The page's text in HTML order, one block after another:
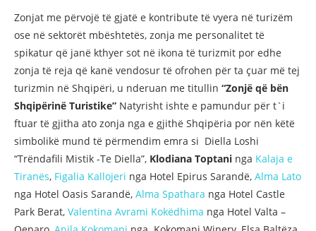
Zonjat me përvojë të gjatë e kontribute të vyera në turizëm
ose në sektorët mbështetës, zonja me personalitet të
spikatur që janë kthyer sot në ikona të turizmit por edhe
zonja të reja që kanë vendosur të ofrohen për ta çuar më tej
turizmin në Shqipëri, u nderuan me titullin “Zonjë që bën
Shqipërinë Turistike” Natyrisht ishte e pamundur për t`i
ftuar të gjitha ato zonja nga e gjithë Shqipëria por nën këtë
simbolikë mund të përmendim emra si Diella Loshi
“Trëndafili Mistik -Te Diella”, Klodiana Toptani nga Kalaja e
Tiranës, Figalia Kallojeri nga Hotel Epirus Sarandë, Alma Lato
nga Hotel Oasis Sarandë, Alma Spathara nga Hotel Castle
Park Berat, Valentina Avrami Kokëdhima nga Hotel Valta –